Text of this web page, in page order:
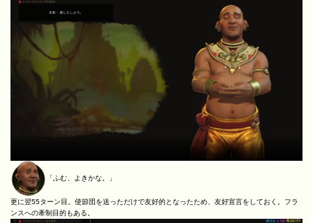
「ふむ、よきかな。」
更に翌55ターン目。使節団を送っただけで友好的となったため、友好宣言をしておく。フラ
ンスへの牽制目的もある。